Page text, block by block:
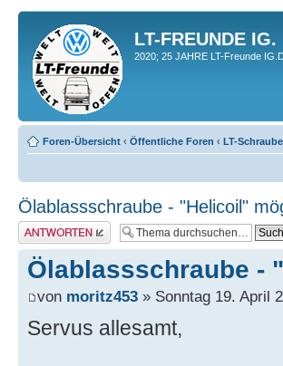
LT-FREUNDE IG.
2020; 25 JAHRE LT-Freunde
Foren-Übersicht ‹ Öffentliche Foren ‹ LT-
Ölablassschraube - "Helicoil"
Antwort erstellen
Ölablassschraube -
von moritz453 » Sonntag 19. April
Servus allesamt,